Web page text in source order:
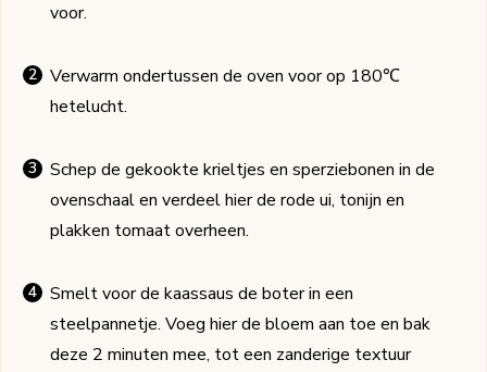
voor.
Verwarm ondertussen de oven voor op 180℃
hetelucht.
Schep de gekookte krieltjes en sperziebonen in de
ovenschaal en verdeel hier de rode ui, tonijn en
plakken tomaat overheen.
Smelt voor de kaassaus de boter in een
steelpannetje. Voeg hier de bloem aan toe en bak
deze 2 minuten mee, tot een zanderige textuur